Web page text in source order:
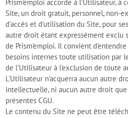
Prism'emploi accorde à l'Utilisateur, à
Site, un droit gratuit, personnel, non-
d'accès et d'utilisation du Site, pour
autre droit étant expressément exclu
de Prism'emploi. Il convient
besoins internes toute utilisation par
de l'Utilisateur à l'exclusion de toute
L'Utilisateur n'acquerra aucun autre
intellectuelle, ni aucun autre droit
présentes CGU.
Le contenu du Site ne peut être